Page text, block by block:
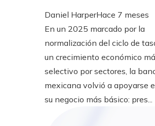
Daniel HarperHace 7 meses
En un 2025 marcado por la
normalización del ciclo de
un crecimiento económico
selectivo por sectores, la
mexicana volvió a apoyarse
su negocio más básico: pres...